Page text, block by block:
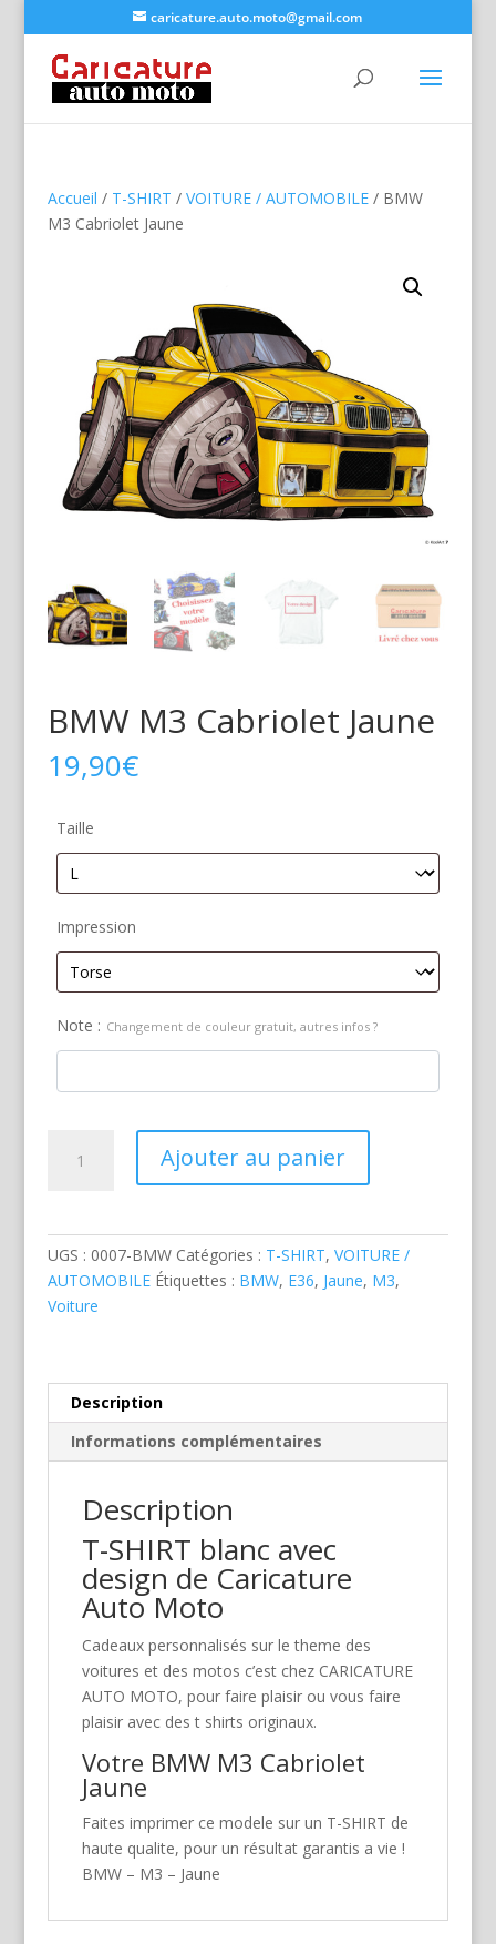
caricature.auto.moto@gmail.com
Accueil / T-SHIRT / VOITURE / AUTOMOBILE/ BMW
M3 Cabriolet Jaune
BMW M3 Cabriolet Jaune
19,90€
Taille
Impression
Note : Changement de couleur gratuit, autres infos ?
Ajouter au panier
UGS : 0007-BMW Catégories : T-SHIRT, VOITURE /
AUTOMOBILE Étiquettes : BMW, E36, Jaune, M3,
Voiture
Description
Informations complémentaires
Description
T-SHIRT blanc avec
design de Caricature
Auto Moto
Cadeaux personnalisés sur le theme des
voitures et des motos c’est chez CARICATURE
AUTO MOTO, pour faire plaisir ou vous faire
plaisir avec des t shirts originaux.
Votre BMW M3 Cabriolet
Jaune
Faites imprimer ce modele sur un T-SHIRT de
haute qualite, pour un résultat garantis a vie !
BMW – M3 – Jaune